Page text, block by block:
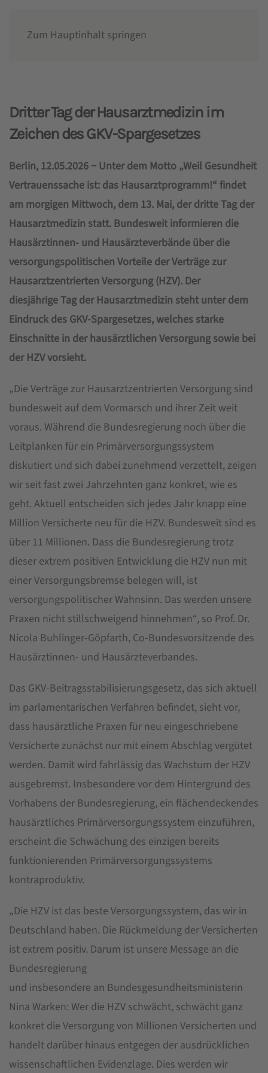
Zum Hauptinhalt springen
Dritter Tag der Hausarztmedizin im
Zeichen des GKV-Spargesetzes
Berlin, 12.05.2026 − Unter dem Motto „Weil Gesundheit
Vertrauenssache ist: das Hausarztprogramm!“ findet
am morgigen Mittwoch, dem 13. Mai, der dritte Tag der
Hausarztmedizin statt. Bundesweit informieren die
Hausärztinnen- und Hausärzteverbände über die
versorgungspolitischen Vorteile der Verträge zur
Hausarztzentrierten Versorgung (HZV). Der
diesjährige Tag der Hausarztmedizin steht unter dem
Eindruck des GKV-Spargesetzes, welches starke
Einschnitte in der hausärztlichen Versorgung sowie bei
der HZV vorsieht.
„Die Verträge zur Hausarztzentrierten Versorgung sind
bundesweit auf dem Vormarsch und ihrer Zeit weit
voraus. Während die Bundesregierung noch über die
Leitplanken für ein Primärversorgungssystem
diskutiert und sich dabei zunehmend verzettelt, zeigen
wir seit fast zwei Jahrzehnten ganz konkret, wie es
geht. Aktuell entscheiden sich jedes Jahr knapp eine
Million Versicherte neu für die HZV. Bundesweit sind es
über 11 Millionen. Dass die Bundesregierung trotz
dieser extrem positiven Entwicklung die HZV nun mit
einer Versorgungsbremse belegen will, ist
versorgungspolitischer Wahnsinn. Das werden unsere
Praxen nicht stillschweigend hinnehmen“, so Prof. Dr.
Nicola Buhlinger-Göpfarth, Co-Bundesvorsitzende des
Hausärztinnen- und Hausärzteverbandes.
Das GKV-Beitragsstabilisierungsgesetz, das sich aktuell
im parlamentarischen Verfahren befindet, sieht vor,
dass hausärztliche Praxen für neu eingeschriebene
Versicherte zunächst nur mit einem Abschlag vergütet
werden. Damit wird fahrlässig das Wachstum der HZV
ausgebremst. Insbesondere vor dem Hintergrund des
Vorhabens der Bundesregierung, ein flächendeckendes
hausärztliches Primärversorgungssystem einzuführen,
erscheint die Schwächung des einzigen bereits
funktionierenden Primärversorgungssystems
kontraproduktiv.
„Die HZV ist das beste Versorgungssystem, das wir in
Deutschland haben. Die Rückmeldung der Versicherten
ist extrem positiv. Darum ist unsere Message an die
Bundesregierung
und insbesondere an Bundesgesundheitsministerin
Nina Warken: Wer die HZV schwächt, schwächt ganz
konkret die Versorgung von Millionen Versicherten und
handelt darüber hinaus entgegen der ausdrücklichen
wissenschaftlichen Evidenzlage. Dies werden wir